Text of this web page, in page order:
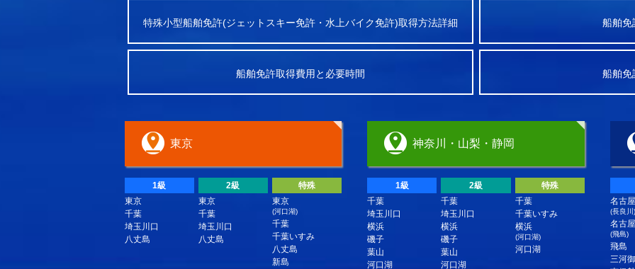
特殊小型船舶免許(ジェットスキー免許・水上バイク免許)取得方法詳細 船舶免
船舶免許取得費用と必要時間 船舶免
東京
1級
東京
千葉
埼玉川口
八丈島
2級
東京
千葉
埼玉川口
八丈島
特殊
東京
(河口湖)
千葉
千葉いすみ
八丈島
新島
神奈川・山梨・静岡
1級
千葉
埼玉川口
横浜
磯子
葉山
河口湖
2級
千葉
埼玉川口
横浜
磯子
葉山
河口湖
特殊
千葉
千葉いすみ
横浜
(河口湖)
河口湖
名古屋
(長良川)
名古屋
(飛島)
飛島
三河